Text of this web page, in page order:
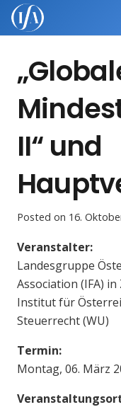
II“ und
Posted on 16.
Veranstalter:
Landesgruppe
Association (IFA)
Institut für
Steuerrecht (WU)
Termin:
Montag, 06. März